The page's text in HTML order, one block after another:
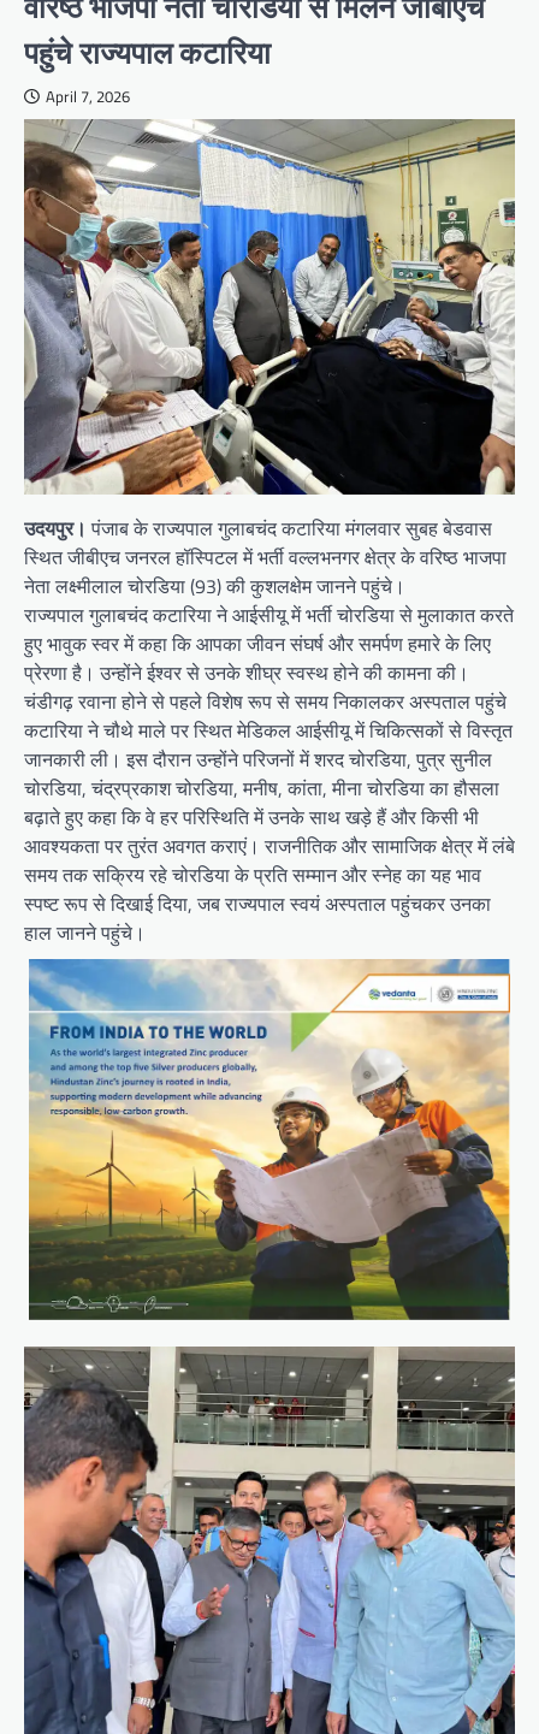
पहुंचे राज्यपाल कटारिया
April 7, 2026
उदयपुर। पंजाब के राज्यपाल गुलाबचंद कटारिया मंगलवार सुबह बेडवास
स्थित जीबीएच जनरल हॉस्पिटल में भर्ती वल्लभनगर क्षेत्र के वरिष्ठ भाजपा
नेता लक्ष्मीलाल चोरडिया (93) की कुशलक्षेम जानने पहुंचे।
राज्यपाल गुलाबचंद कटारिया ने आईसीयू में भर्ती चोरडिया से मुलाकात करते
हुए भावुक स्वर में कहा कि आपका जीवन संघर्ष और समर्पण हमारे के लिए
प्रेरणा है। उन्होंने ईश्वर से उनके शीघ्र स्वस्थ होने की कामना की।
चंडीगढ़ रवाना होने से पहले विशेष रूप से समय निकालकर अस्पताल पहुंचे
कटारिया ने चौथे माले पर स्थित मेडिकल आईसीयू में चिकित्सकों से विस्तृत
जानकारी ली। इस दौरान उन्होंने परिजनों में शरद चोरडिया, पुत्र सुनील
चोरडिया, चंद्रप्रकाश चोरडिया, मनीष, कांता, मीना चोरडिया का हौसला
बढ़ाते हुए कहा कि वे हर परिस्थिति में उनके साथ खड़े हैं और किसी भी
आवश्यकता पर तुरंत अवगत कराएं। राजनीतिक और सामाजिक क्षेत्र में लंबे
समय तक सक्रिय रहे चोरडिया के प्रति सम्मान और स्नेह का यह भाव
स्पष्ट रूप से दिखाई दिया, जब राज्यपाल स्वयं अस्पताल पहुंचकर उनका
हाल जानने पहुंचे।